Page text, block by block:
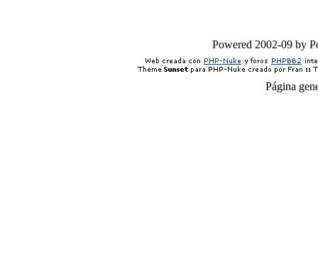
Powered 2002-09 by
Página